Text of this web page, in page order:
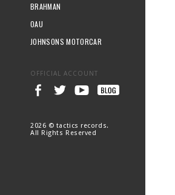
BRAHMAN
OAU
JOHNSONS MOTORCAR
OFFICIAL ACCOUNT
2026 © tactics records.
All Rights Reserved